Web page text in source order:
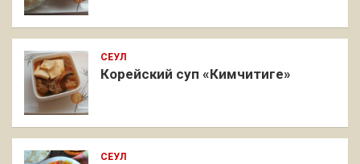
СЕУЛ
Корейский суп «Кимчитиге»
СЕУЛ